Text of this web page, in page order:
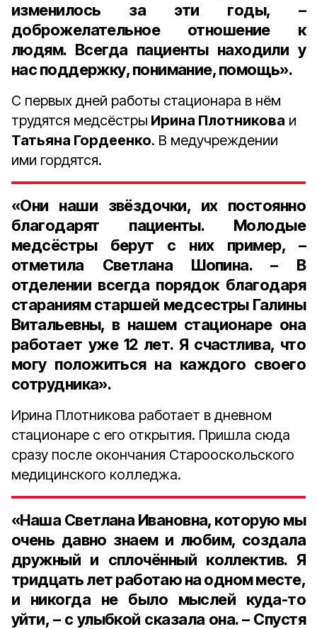
изменилось за эти годы, –
доброжелательное отношение к
людям. Всегда пациенты находили у
нас поддержку, понимание, помощь».
С первых дней работы стационара в нём
трудятся медсёстры Ирина Плотникова и
Татьяна Гордеенко. В медучреждении
ими гордятся.
«Они наши звёздочки, их постоянно
благодарят пациенты. Молодые
медсёстры берут с них пример, –
отметила Светлана Шопина. – В
отделении всегда порядок благодаря
стараниям старшей медсестры Галины
Витальевны, в нашем стационаре она
работает уже 12 лет. Я счастлива, что
могу положиться на каждого своего
сотрудника».
Ирина Плотникова работает в дневном
стационаре с его открытия. Пришла сюда
сразу после окончания Старооскольского
медицинского колледжа.
«Наша Светлана Ивановна, которую мы
очень давно знаем и любим, создала
дружный и сплочённый коллектив. Я
тридцать лет работаю на одном месте,
и никогда не было мыслей куда-то
уйти, – с улыбкой сказала она. – Спустя